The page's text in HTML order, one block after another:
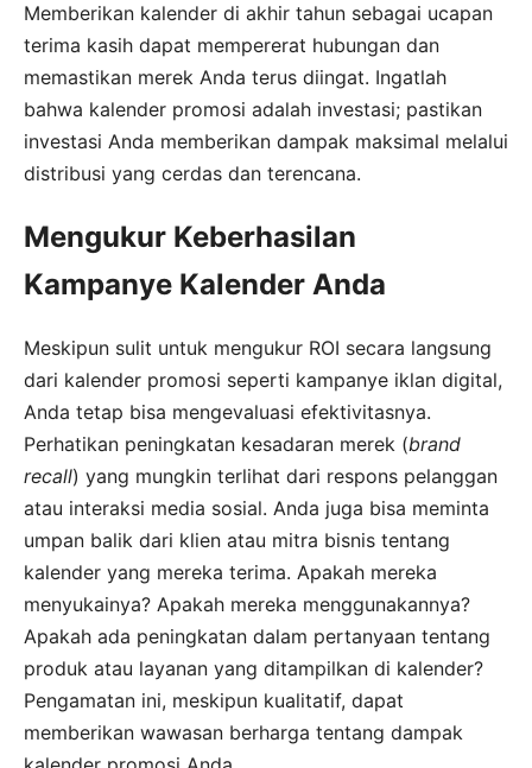
Memberikan kalender di akhir tahun sebagai ucapan
terima kasih dapat mempererat hubungan dan
memastikan merek Anda terus diingat. Ingatlah
bahwa kalender promosi adalah investasi; pastikan
investasi Anda memberikan dampak maksimal melalui
distribusi yang cerdas dan terencana.
Mengukur Keberhasilan
Kampanye Kalender Anda
Meskipun sulit untuk mengukur ROI secara langsung
dari kalender promosi seperti kampanye iklan digital,
Anda tetap bisa mengevaluasi efektivitasnya.
Perhatikan peningkatan kesadaran merek (brand
recall) yang mungkin terlihat dari respons pelanggan
atau interaksi media sosial. Anda juga bisa meminta
umpan balik dari klien atau mitra bisnis tentang
kalender yang mereka terima. Apakah mereka
menyukainya? Apakah mereka menggunakannya?
Apakah ada peningkatan dalam pertanyaan tentang
produk atau layanan yang ditampilkan di kalender?
Pengamatan ini, meskipun kualitatif, dapat
memberikan wawasan berharga tentang dampak